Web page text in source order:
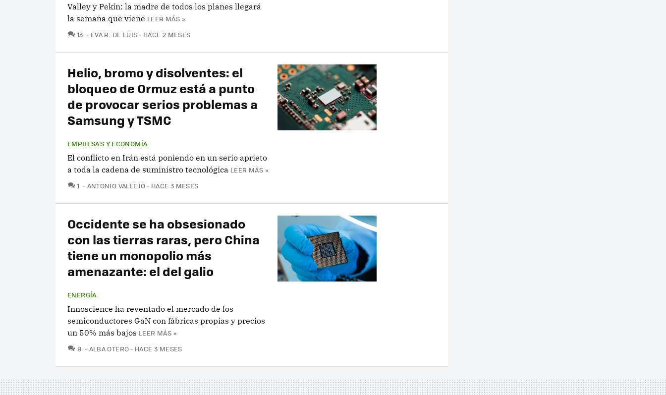
Valley y Pekín: la madre de todos los planes llegará
la semana que viene LEER MÁS »
13 COMENTARIOS
EVA R. DE LUIS HACE 2 MESES
Helio, bromo y disolventes: el
bloqueo de Ormuz está a punto
de provocar serios problemas a
Samsung y TSMC
EMPRESAS Y ECONOMÍA
El conflicto en Irán está poniendo en un serio aprieto
a toda la cadena de suministro tecnológica LEER MÁS »
1 COMENTARIOS
ANTONIO VALLEJO HACE 3 MESES
Occidente se ha obsesionado
con las tierras raras, pero China
tiene un monopolio más
amenazante: el del galio
ENERGÍA
Innoscience ha reventado el mercado de los
semiconductores GaN con fábricas propias y precios
un 50% más bajos LEER MÁS »
9 COMENTARIOS
ALBA OTERO HACE 3 MESES